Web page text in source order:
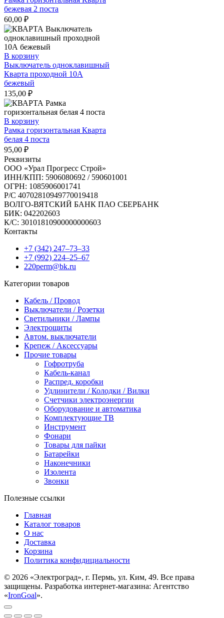
бежевая 2 поста
60,00 ₽
В корзину
Выключатель одноклавишный
Кварта проходной 10А
бежевый
135,00 ₽
В корзину
Рамка горизонтальная Кварта
белая 4 поста
95,00 ₽
Реквизиты
ООО «Урал Прогресс Строй»
ИНН/КПП: 5906080692 / 590601001
ОГРН: 1085906001741
Р/C 40702810949770019418
ВОЛГО-ВЯТСКИЙ БАНК ПАО СБЕРБАНК
БИК: 042202603
К/С: 30101810900000000603
Контакты
+7 (342) 247‒73‒33
+7 (992) 224‒25‒67
220perm@bk.ru
Категории товаров
Кабель / Провод
Выключатели / Розетки
Светильники / Лампы
Электрощиты
Автом. выключатели
Крепеж / Аксессуары
Прочие товары
Гофротруба
Кабель-канал
Распред. коробки
Удлинители / Колодки / Вилки
Счетчики электроэнергии
Оборудование и автоматика
Комплектующие ТВ
Инструмент
Фонари
Товары для пайки
Батарейки
Наконечники
Изолента
Звонки
Полезные ссылки
Главная
Каталог товаров
О нас
Доставка
Корзина
Политика конфидициальности
© 2026 «Электроград», г. Пермь, ул. Ким, 49. Все права
защищены. Разработка интернет-магазина: Агентство
«IronGoal».